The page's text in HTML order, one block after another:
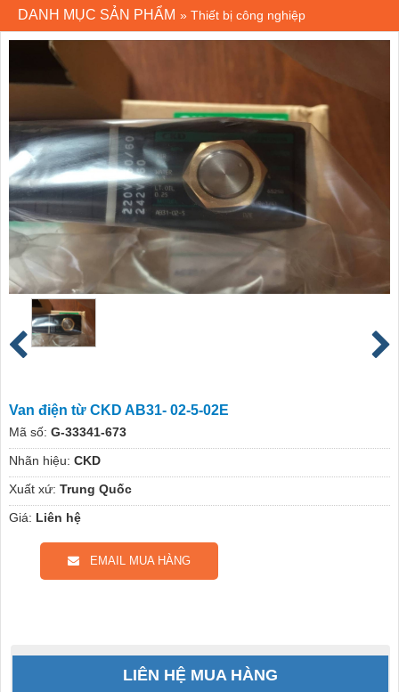
DANH MỤC SẢN PHẨM » Thiết bị công nghiệp
Van điện từ CKD AB31- 02-5-02E
Mã số: G-33341-673
Nhãn hiệu: CKD
Xuất xứ: Trung Quốc
Giá: Liên hệ
EMAIL MUA HÀNG
LIÊN HỆ MUA HÀNG